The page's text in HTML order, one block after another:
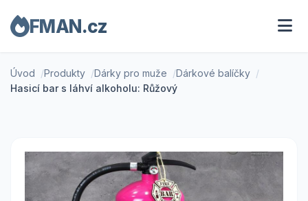
FMAN.cz
Úvod Produkty Dárky pro muže
Dárkové balíčky
Hasicí bar s láhví alkoholu: Růžový